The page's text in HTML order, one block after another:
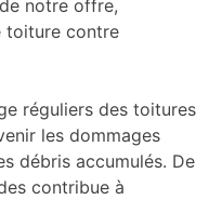
notre offre,
toiture contre
réguliers des toitures
les dommages
débris accumulés. De
contribue à